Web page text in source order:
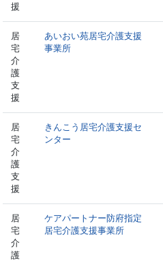
援
居
宅
介
護
支
援
あいおい苑居宅介護支援
事業所
居
宅
介
護
支
援
きんこう居宅介護支援セ
ンター
居
宅
介
護
ケアパートナー防府指定
居宅介護支援事業所